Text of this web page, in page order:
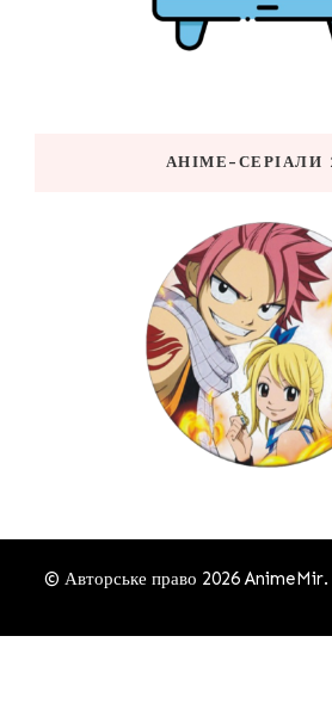
АНІМЕ-СЕРІАЛИ
© Авторське право 2026AnimeMir.